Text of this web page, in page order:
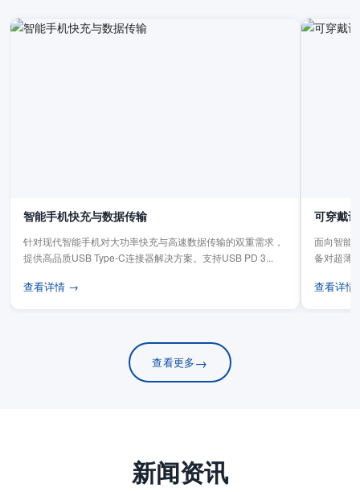
智能手机快充与数据传输
针对现代智能手机对大功率快充与高速数据传输的双重需求，
提供高品质USB Type-C连接器解决方案。支持USB PD 3...
查看详情 →
可穿戴
面向智能
备对超薄
查看详
查看更多→
新闻资讯